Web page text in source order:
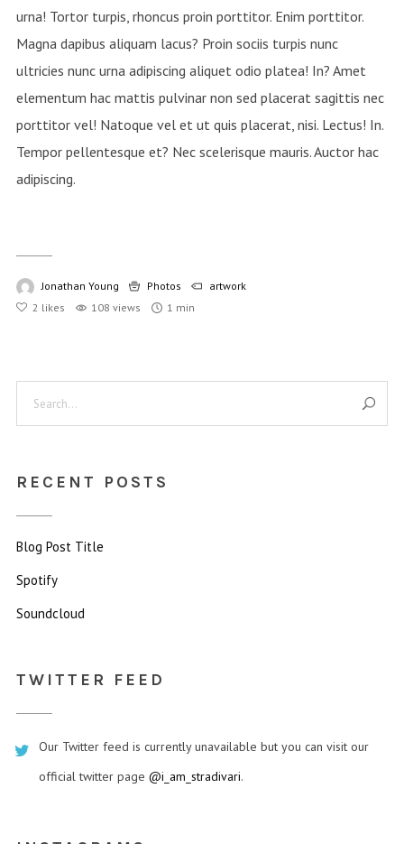
urna! Tortor turpis, rhoncus proin porttitor. Enim porttitor.
Magna dapibus aliquam lacus? Proin sociis turpis nunc
ultricies nunc urna adipiscing aliquet odio platea! In? Amet
elementum hac mattis pulvinar non sed placerat sagittis nec
porttitor vel! Natoque vel et ut quis placerat, nisi. Lectus! In.
Tempor pellentesque et? Nec scelerisque mauris. Auctor hac
adipiscing.
Jonathan Young Photos
artwork
2 likes 108 views 1 min
RECENT POSTS
Blog Post Title
Spotify
Soundcloud
TWITTER FEED
Our Twitter feed is currently unavailable but you can visit our
official twitter page@i_am_stradivari.